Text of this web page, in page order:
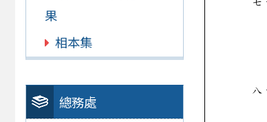
果
相本集
總務處